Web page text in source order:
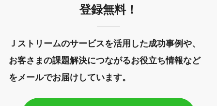
登録無料！
Ｊストリームのサービスを活用した成功事例や、
お客さまの課題解決につながるお役立ち情報など
をメールでお届けしています。